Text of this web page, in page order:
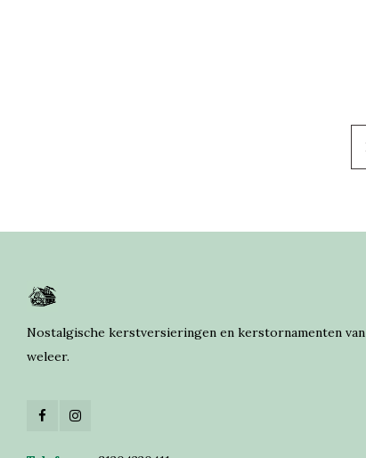
Nostalgische kerstversieringen en kerstornamenten van
weleer.